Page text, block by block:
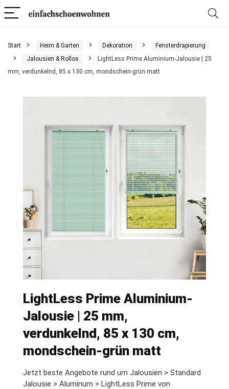
Start Heim & Garten Dekoration
Fensterdrapierung
Jalousien & Rollos
LightLess Prime Aluminium-Jalousie | 25
mm, verdunkelnd, 85 x 130 cm, mondschein-grün matt
LightLess Prime Aluminium-
Jalousie | 25 mm,
verdunkelnd, 85 x 130 cm,
mondschein-grün matt
Jetzt beste Angebote rund um Jalousien > Standard
Jalousie > Aluminum > LightLess Prime von